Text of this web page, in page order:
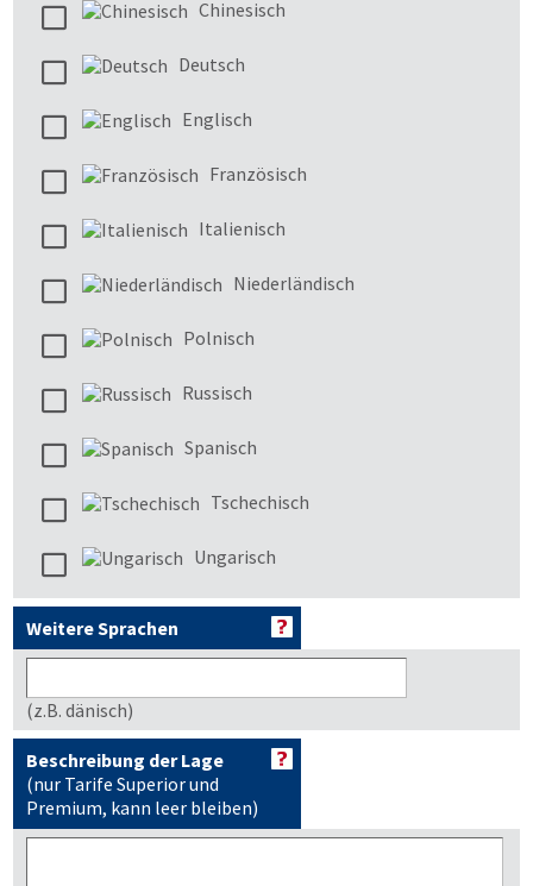
Chinesisch
Deutsch
Englisch
Französisch
Italienisch
Niederländisch
Polnisch
Russisch
Spanisch
Tschechisch
Ungarisch
Weitere Sprachen
(z.B. dänisch)
Beschreibung der Lage
(nur Tarife Superior und
Premium, kann leer bleiben)